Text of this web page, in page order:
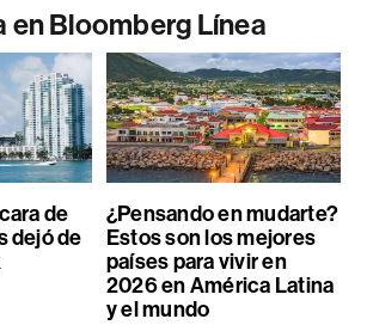
en Bloomberg Línea
de
dejó de
¿Pensando en mudarte?
Estos son los mejores
países para vivir en
2026 en América Latina
y el mundo